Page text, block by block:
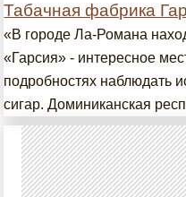
Табачная фабрика
«В городе Ла-Романа
«Гарсия» - интересное
подробностях наблюдать
сигар. Доминиканская